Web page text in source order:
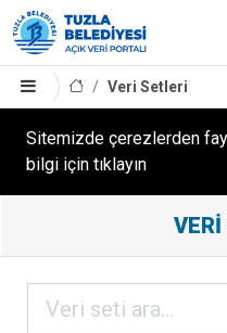
Veri Setleri
Sitemizde çerezlerden
bilgi için tıklayın
Sonuçları
ORGANIZASYONLAR
VERI